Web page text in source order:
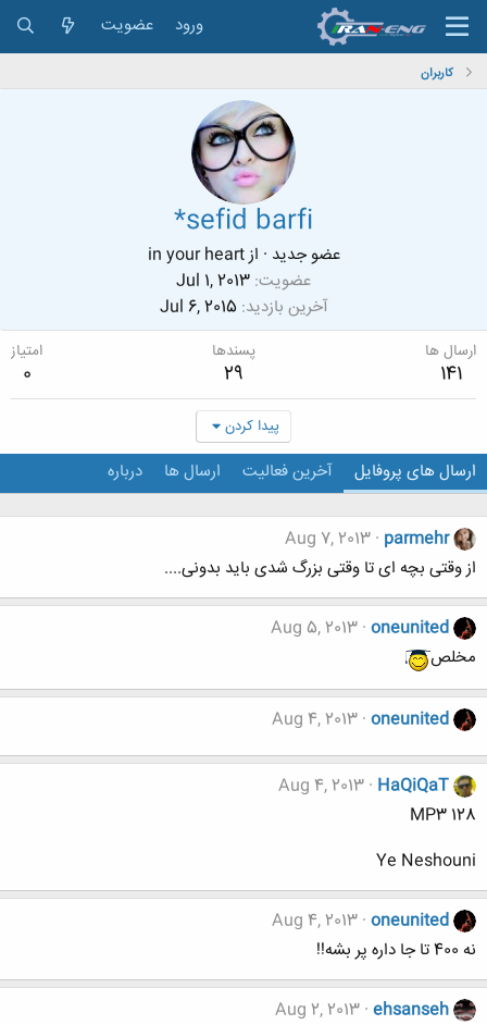
ورود عضویت
کاربران
*sefid barfi
عضو جدید · ازin your heart
عضویت Jul 1, 2013
آخرین بازدید Jul 6, 2015
ارسال ها
141
پسندها
29
امتیاز
0
پیدا کردن
ارسال های پروفایل آخرین فعالیت ارسال ها درباره
parmehr
Aug 7, 2013
از وقتی بچه ای تا وقتی بزرگ شدی باید بدونی....
oneunited
Aug 5, 2013
مخلص
oneunited
Aug 4, 2013
HaQiQaT
Aug 4, 2013
MP3 128
Ye Neshouni
oneunited
Aug 4, 2013
نه 400 تا جا داره پر بشه!!
ehsanseh
Aug 2, 2013